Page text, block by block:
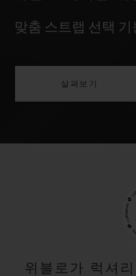
맞춤 스트랩 선택
살펴보기
위블로가 럭셔